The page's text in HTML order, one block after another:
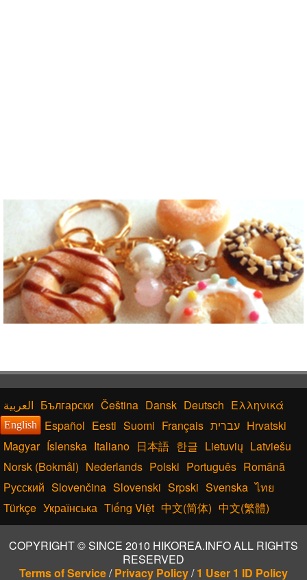
Български Čeština Dansk Deutsch Ελληνικά
English Español Eesti Suomi Français עברית Hrvatski
Magyar Íslenska Italiano 日本語 한글 Lietuvių Latviešu
Norsk (Bokmål) Nederlands Polski Português Română
Русский Slovenčina Slovenski Srpski Svenska ไทย
Türkçe Українська Tiếng Việt 中文(简体) 中文(繁體)
COPYRIGHT © SINCE 2010 HIKOREA.INFO ALL RIGHTS
RESERVED
Terms of Service/Privacy Policy/1 User 1 ID Policy